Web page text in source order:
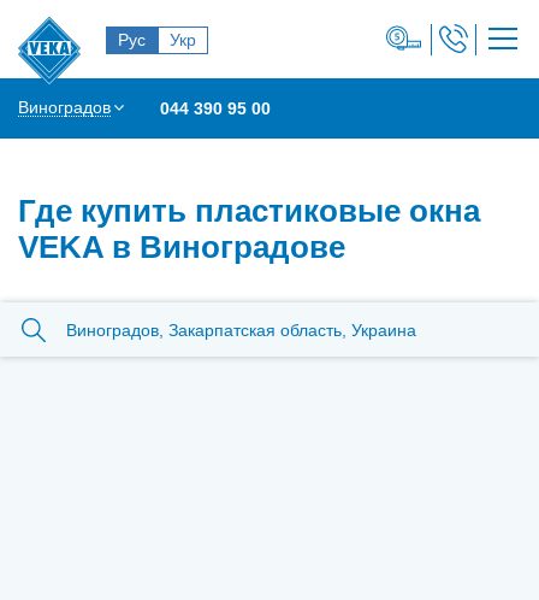
Рус Укр
Виноградов 044 390 95 00
Где купить пластиковые окна
VEKA в Виноградове